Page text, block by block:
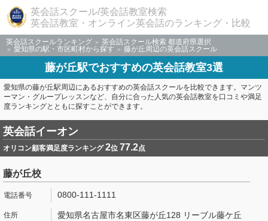
英会話スクール/英会話教室検索
英会話教室・オンライン英会話のランキング・比較
英会話スクールランキング
英会話スクール検索 都道府県選択
愛知県の駅・市区町村から探す
藤が丘周辺の英会話スクール
藤が丘駅でおすすめの英会話教室3選
愛知県の藤が丘駅周辺にあるおすすめの英会話スクールを比較できます。マンツ
ーマン・グループレッスンなど、自分に合った人気の英会話教室を口コミや満足
度ランキングとともに探すことができます。
英会話イーオン
オリコン顧客満足度ランキング2位 77.2点
藤が丘校
0800-111-1111
愛知県名古屋市名東区藤が丘128 リーブル藤ケ丘